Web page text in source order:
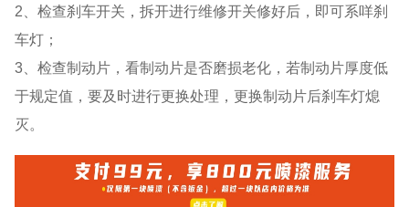
2、检查刹车开关，拆开进行维修开关修好后，即可系咩刹
车灯；
3、检查制动片，看制动片是否磨损老化，若制动片厚度低
于规定值，要及时进行更换处理，更换制动片后刹车灯熄
灭。